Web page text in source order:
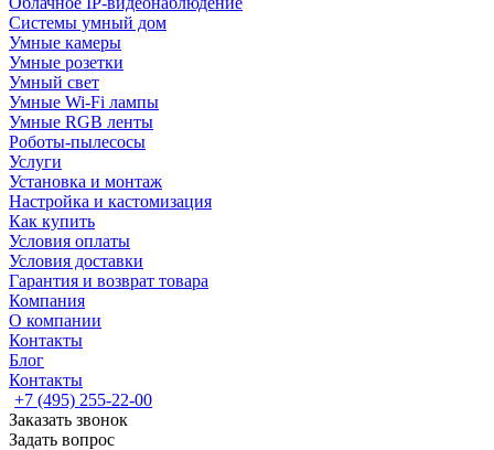
Системы умный дом
Умные камеры
Умные розетки
Умный свет
Умные Wi-Fi лампы
Умные RGB ленты
Роботы-пылесосы
Услуги
Установка и монтаж
Настройка и кастомизация
Как купить
Условия оплаты
Условия доставки
Гарантия и возврат товара
Компания
О компании
Контакты
Блог
Контакты
+7 (495) 255-22-00
Заказать звонок
Задать вопрос